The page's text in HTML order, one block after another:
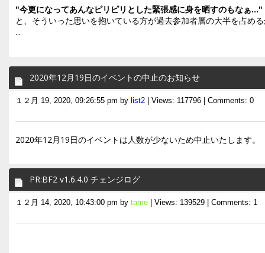
"今更になってあんなピリピリとした緊張感に身を晒すのもなぁ..."
と、そういった思いを抱いている方が過去参加者層の大半を占め
...
2020年12月19日のイベントの中止のお知らせ
１２月 19, 2020, 09:26:55 pm by list2 | Views: 117796 | Comments: 0
2020年12月19日のイベントは人数が少ないため中止いたします。
PR:BF2 v1.6.4.0 チェンジログ
１２月 14, 2020, 10:43:00 pm bytame | Views: 139529 | Comments: 1